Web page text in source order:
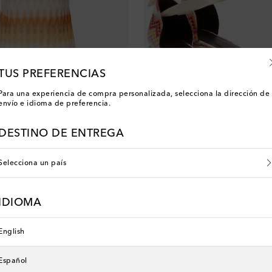
Alpargatas con cuña Eva de lamé
PREFERENCIAS
Para una experiencia de compra personalizada, selecciona la dirección de
e idioma de preferencia.
DESTINO DE ENTREGA
un país
IDIOMA
English
Español